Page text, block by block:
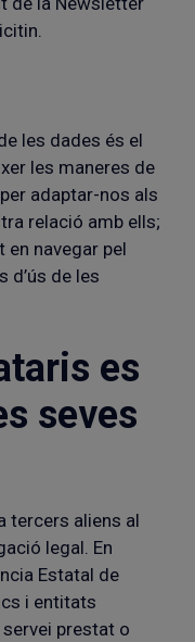
les dades és el
les maneres de
adaptar-nos als
relació amb ells;
navegar pel
d’ús de les
es
seves
tercers aliens al
legal. En
Estatal de
i entitats
prestat o